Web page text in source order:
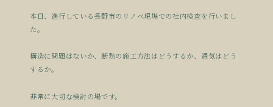
本日、進行している長野市のリノベ現場での社内検査を行いまし
た。
構造に問題はないか、断熱の施工方法はどうするか、通気はどう
するか。
非常に大切な検討の場です。